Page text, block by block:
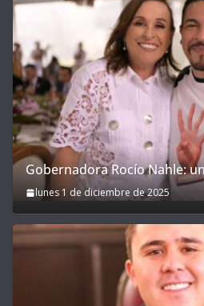
Gobernadora Rocío Nahle:
lunes 1 de diciembre de 2025